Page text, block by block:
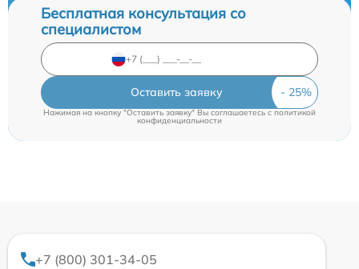
Бесплатная консультация со
специалистом
Оставить заявку
Нажимая на кнопку "Оставить заявку" Вы соглашаетесь cполитикой
конфиденциальности
+7 (800) 301-34-05